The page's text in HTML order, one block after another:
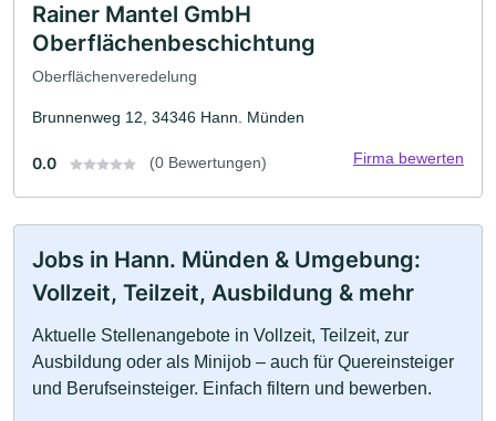
Rainer Mantel GmbH
Oberflächenbeschichtung
Oberflächenveredelung
Brunnenweg 12, 34346 Hann. Münden
0.0 (0 Bewertungen) Firma bewerten
Jobs in Hann. Münden & Umgebung:
Vollzeit, Teilzeit, Ausbildung & mehr
Aktuelle Stellenangebote in Vollzeit, Teilzeit, zur
Ausbildung oder als Minijob – auch für Quereinsteiger
und Berufseinsteiger. Einfach filtern und bewerben.